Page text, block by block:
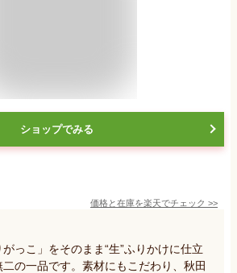
ショップでみる
価格と在庫を楽天でチェック >>
っこ」をそのまま“生”ふりかけに仕立
の一品です。素材にもこだわり、秋田